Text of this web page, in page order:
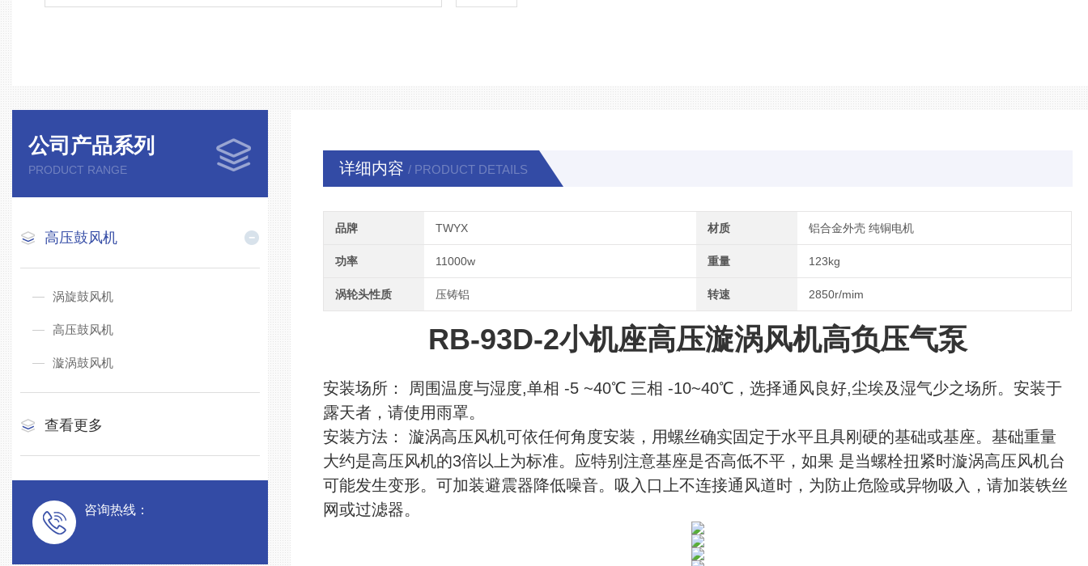
公司产品系列
PRODUCT RANGE
高压鼓风机
涡旋鼓风机
高压鼓风机
漩涡鼓风机
查看更多
咨询热线：
详细内容 / PRODUCT DETAILS
品牌 TWYX 材质 铝合金外壳 纯铜电机
功率 11000w 重量 123kg
涡轮头性质 压铸铝 转速 2850r/mim
RB-93D-2小机座高压漩涡风机高负压气泵
安装场所： 周围温度与湿度,单相 -5 ~40℃ 三相 -10~40℃，选择通风良好,尘埃及湿气少之场所。安装于
露天者，请使用雨罩。
安装方法： 漩涡高压风机可依任何角度安装，用螺丝确实固定于水平且具刚硬的基础或基座。基础重量
大约是高压风机的3倍以上为标准。应特别注意基座是否高低不平，如果 是当螺栓扭紧时漩涡高压风机台
可能发生变形。可加装避震器降低噪音。吸入口上不连接通风道时，为防止危险或异物吸入，请加装铁丝
网或过滤器。